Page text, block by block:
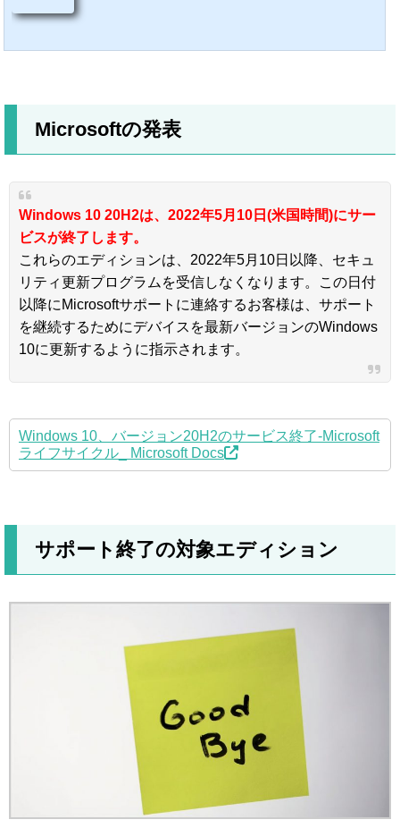
Microsoftの発表
Windows 10 20H2は、2022年5月10日(米国時間)にサー
ビスが終了します。
これらのエディションは、2022年5月10日以降、セキュ
リティ更新プログラムを受信しなくなります。この日付
以降にMicrosoftサポートに連絡するお客様は、サポート
を継続するためにデバイスを最新バージョンのWindows
10に更新するように指示されます。
Windows 10、バージョン20H2のサービス終了-Microsoft
ライフサイクル_ Microsoft Docs
サポート終了の対象エディション